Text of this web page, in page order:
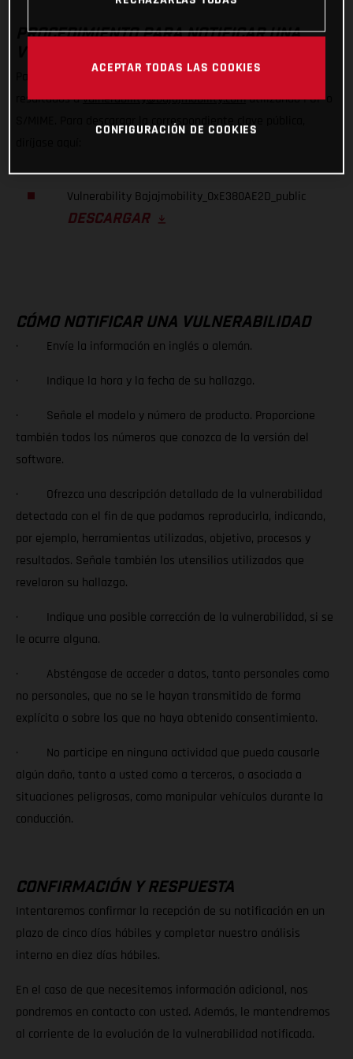
PROCEDIMIENTO PARA NOTIFICAR UNA
Para comunicarnos una posible vulnerabilidad, envíenos sus
resultados avulnerability@bajajmobility.comutilizando PGP o
S/MIME. Para descargar la correspondiente clave pública,
Vulnerability Bajajmobility_0xE380AE2D_public
DESCARGAR
CÓMO NOTIFICAR UNA VULNERABILIDAD
· Envíe la información en inglés o alemán.
· Indique la hora y la fecha de su hallazgo.
· Señale el modelo y número de producto. Proporcione
también todos los números que conozca de la versión del
software.
· Ofrezca una descripción detallada de la vulnerabilidad
detectada con el fin de que podamos reproducirla, indicando,
por ejemplo, herramientas utilizadas, objetivo, procesos y
resultados. Señale también los utensilios utilizados que
revelaron su hallazgo.
· Indique una posible corrección de la vulnerabilidad, si se
le ocurre alguna.
· Absténgase de acceder a datos, tanto personales como
no personales, que no se le hayan transmitido de forma
explícita o sobre los que no haya obtenido consentimiento.
· No participe en ninguna actividad que pueda causarle
algún daño, tanto a usted como a terceros, o asociada a
situaciones peligrosas, como manipular vehículos durante la
conducción.
CONFIRMACIÓN Y RESPUESTA
Intentaremos confirmar la recepción de su notificación en un
plazo de cinco días hábiles y completar nuestro análisis
interno en diez días hábiles.
En el caso de que necesitemos información adicional, nos
pondremos en contacto con usted. Además, le mantendremos
al corriente de la evolución de la vulnerabilidad notificada.
ACEPTAR TODAS LAS COOKIES
CONFIGURACIÓN DE COOKIES